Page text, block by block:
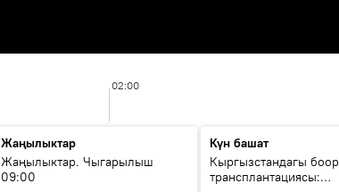
02:00
Жаңылыктар
Жаңылыктар. Чыгарылыш
09:00
Күн башат
Кыргызстандагы боор
трансплантациясы: